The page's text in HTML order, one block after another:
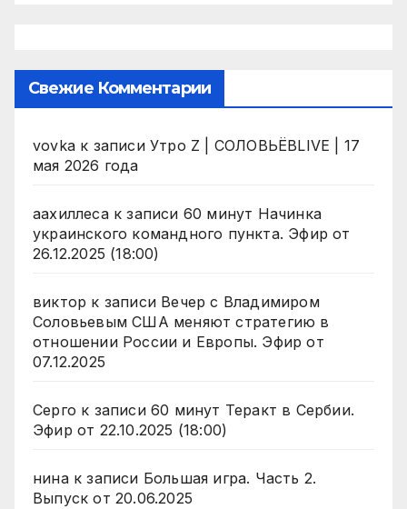
Свежие Комментарии
vovka к записи Утро Z | СОЛОВЬЁВLIVE | 17
мая 2026 года
аахиллесак записи 60 минут Начинка
украинского командного пункта. Эфир от
26.12.2025 (18:00)
виктор к записи Вечер с Владимиром
Соловьевым США меняют стратегию в
отношении России и Европы. Эфир от
07.12.2025
Серго к записи 60 минут Теракт в Сербии.
Эфир от 22.10.2025 (18:00)
нинак записи Большая игра. Часть 2.
Выпуск от 20.06.2025